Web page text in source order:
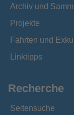
Archiv und
Projekte
Fahrten und
Linktipps
Recherche
Seitensuche